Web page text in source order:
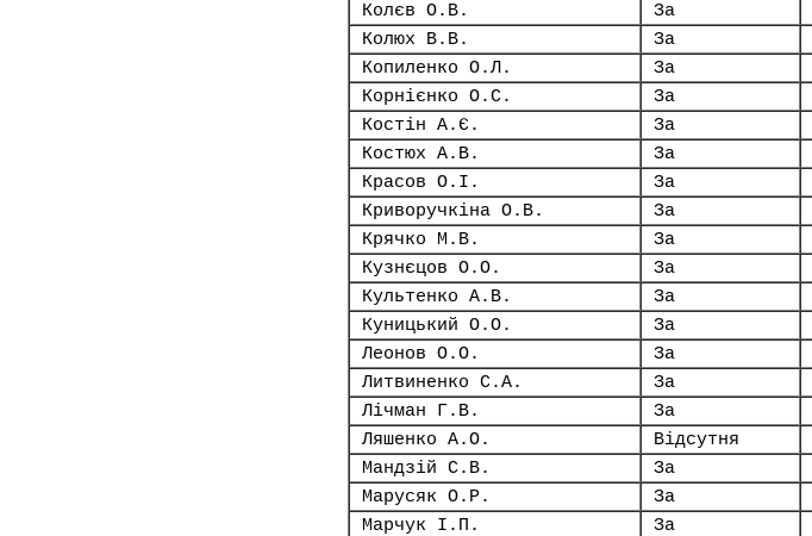
Колєв О.В.
За
Колюх В.В.
За
Копиленко О.Л.
За
Корнієнко О.С.
За
Костін А.Є.
За
Костюх А.В.
За
Красов О.І.
За
Криворучкіна О.В.
За
Крячко М.В.
За
Кузнєцов О.О.
За
Культенко А.В.
За
Куницький О.О.
За
Леонов О.О.
За
Литвиненко С.А.
За
Лічман Г.В.
За
Ляшенко А.О.
Відсутня
Мандзій С.В.
За
Марусяк О.Р.
За
Марчук І.П.
За